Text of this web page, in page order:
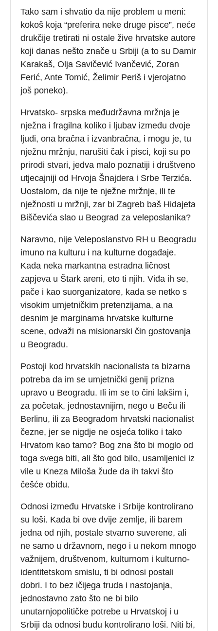
Tako sam i shvatio da nije problem u meni:
kokoš koja “preferira neke druge pisce”, neće
drukčije tretirati ni ostale žive hrvatske autore
koji danas nešto znače u Srbiji (a to su Damir
Karakaš, Olja Savičević Ivančević, Zoran
Ferić, Ante Tomić, Želimir Periš i vjerojatno
još poneko).
Hrvatsko- srpska međudržavna mržnja je
nježna i fragilna koliko i ljubav između dvoje
ljudi, ona bračna i izvanbračna, i mogu je, tu
nježnu mržnju, narušiti čak i pisci, koji su po
prirodi stvari, jedva malo poznatiji i društveno
utjecajniji od Hrvoja Šnajdera i Srbe Terzića.
Uostalom, da nije te nježne mržnje, ili te
nježnosti u mržnji, zar bi Zagreb baš Hidajeta
Biščevića slao u Beograd za veleposlanika?
Naravno, nije Veleposlanstvo RH u Beogradu
imuno na kulturu i na kulturne događaje.
Kada neka markantna estradna ličnost
zapjeva u Štark areni, eto ti njih. Viđa ih se,
pače i kao suorganizatore, kada se netko s
visokim umjetničkim pretenzijama, a na
desnim je marginama hrvatske kulturne
scene, odvaži na misionarski čin gostovanja
u Beogradu.
Postoji kod hrvatskih nacionalista ta bizarna
potreba da im se umjetnički genij prizna
upravo u Beogradu. Ili im se to čini lakšim i,
za početak, jednostavnijim, nego u Beču ili
Berlinu, ili za Beogradom hrvatski nacionalist
čezne, jer se nigdje ne osjeća toliko i tako
Hrvatom kao tamo? Bog zna što bi moglo od
toga svega biti, ali što god bilo, usamljenici iz
vile u Kneza Miloša žude da ih takvi što
češće obiđu.
Odnosi između Hrvatske i Srbije kontrolirano
su loši. Kada bi ove dvije zemlje, ili barem
jedna od njih, postale stvarno suverene, ali
ne samo u državnom, nego i u nekom mnogo
važnijem, društvenom, kulturnom i kulturno-
identitetskom smislu, ti bi odnosi postali
dobri. I to bez ičijega truda i nastojanja,
jednostavno zato što ne bi bilo
unutarnjopolitičke potrebe u Hrvatskoj i u
Srbiji da odnosi budu kontrolirano loši. Niti bi,